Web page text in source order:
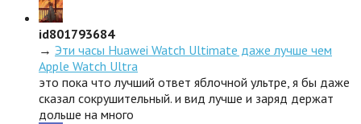
id801793684
→ Эти часы Huawei Watch Ultimate даже лучше чем
Apple Watch Ultra
это пока что лучший ответ яблочной ультре, я бы даже
сказал сокрушительный. и вид лучше и заряд держат
дольше на много